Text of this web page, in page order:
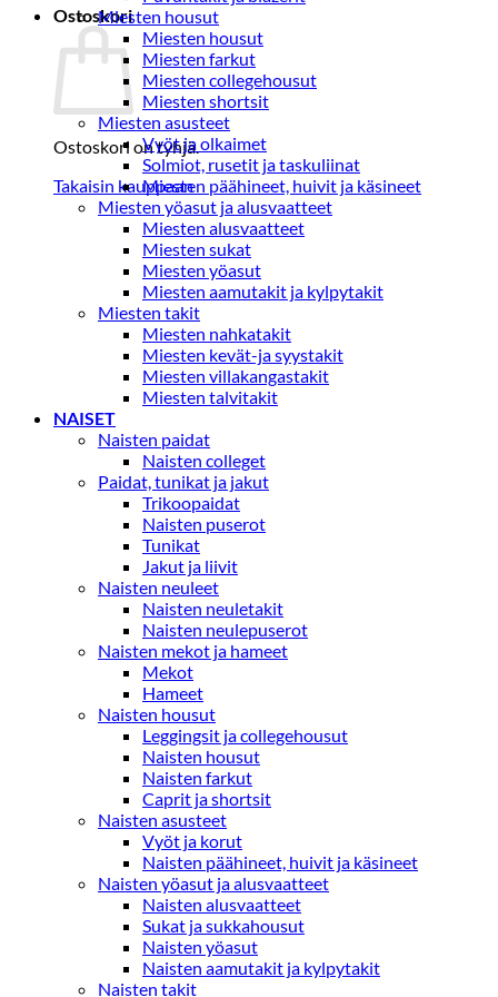
Ostoskori
Ostoskori on tyhjä.
Takaisin kauppaan
Miesten housut
Miesten housut
Miesten farkut
Miesten collegehousut
Miesten shortsit
Miesten asusteet
Vyöt ja olkaimet
Solmiot, rusetit ja taskuliinat
Miesten päähineet, huivit ja käsineet
Miesten yöasut ja alusvaatteet
Miesten alusvaatteet
Miesten sukat
Miesten yöasut
Miesten aamutakit ja kylpytakit
Miesten takit
Miesten nahkatakit
Miesten kevät-ja syystakit
Miesten villakangastakit
Miesten talvitakit
NAISET
Naisten paidat
Naisten colleget
Paidat, tunikat ja jakut
Trikoopaidat
Naisten puserot
Tunikat
Jakut ja liivit
Naisten neuleet
Naisten neuletakit
Naisten neulepuserot
Naisten mekot ja hameet
Mekot
Hameet
Naisten housut
Leggingsit ja collegehousut
Naisten housut
Naisten farkut
Caprit ja shortsit
Naisten asusteet
Vyöt ja korut
Naisten päähineet, huivit ja käsineet
Naisten yöasut ja alusvaatteet
Naisten alusvaatteet
Sukat ja sukkahousut
Naisten yöasut
Naisten aamutakit ja kylpytakit
Naisten takit